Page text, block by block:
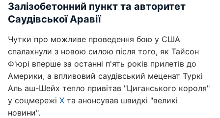
Залізобетонний пункт та авторитет
Саудівської Аравії
Чутки про можливе проведення бою у США
спалахнули з новою силою після того, як Тайсон
Ф'юрі вперше за останні п'ять років прилетів до
Америки, а впливовий саудівський меценат Туркі
Аль аш-Шейх тепло привітав "Циганського короля"
у соцмережі X та анонсував швидкі "великі
новини".